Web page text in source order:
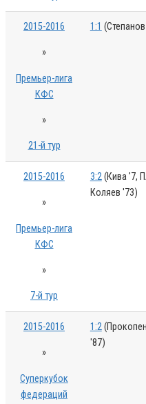
2015-2016
»
Премьер-лига
КФС
»
21-й тур
1:1
2015-2016
»
Премьер-лига
КФС
»
7-й тур
3:2(Кива '7,
Коляев '73)
2015-2016
»
Суперкубок
федераций
1:2
'87)